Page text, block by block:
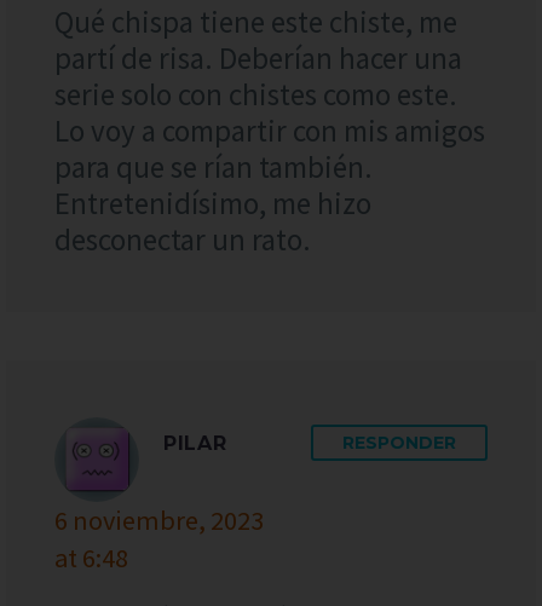
Qué chispa tiene este chiste, me
partí de risa. Deberían hacer una
serie solo con chistes como este.
Lo voy a compartir con mis amigos
para que se rían también.
Entretenidísimo, me hizo
desconectar un rato.
PILAR
6 noviembre, 2023
at 6:48
RESPONDER